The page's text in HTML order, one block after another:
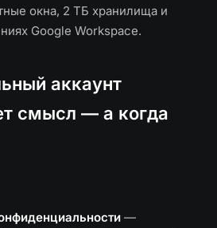
окна, 2 ТБ хранилища и
Google Workspace.
аккаунт
смысл — а когда
—